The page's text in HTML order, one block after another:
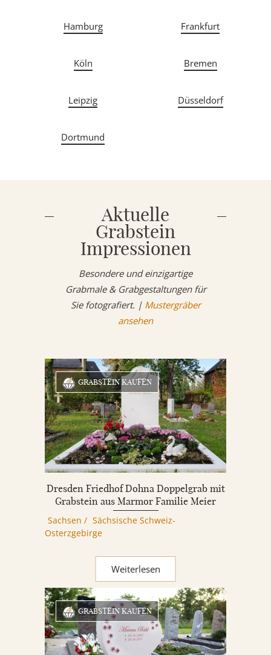
Hamburg Frankfurt
Köln Bremen
Leipzig Düsseldorf
Dortmund
Aktuelle
Grabstein
Impressionen
Besondere und einzigartige
Grabmale & Grabgestaltungen für
Sie fotografiert. | Mustergräber
ansehen
GRABSTEIN KAUFEN
Dresden Friedhof Dohna Doppelgrab mit
Grabstein aus Marmor Familie Meier
Sachsen / Sächsische Schweiz-
Osterzgebirge
Weiterlesen
GRABSTEIN KAUFEN